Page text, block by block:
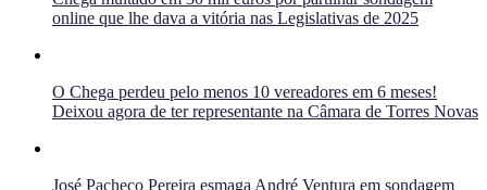
online que lhe dava a vitória nas Legislativas de 2025
O Chega perdeu pelo menos 10 vereadores em 6 meses!
Deixou agora de ter representante na Câmara de Torres Novas
José Pacheco Pereira esmaga André Ventura em sondagem